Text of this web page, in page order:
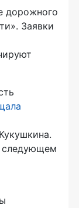
дорожного
Заявки
следующем